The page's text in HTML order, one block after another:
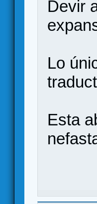
Devir
Lo
Esta